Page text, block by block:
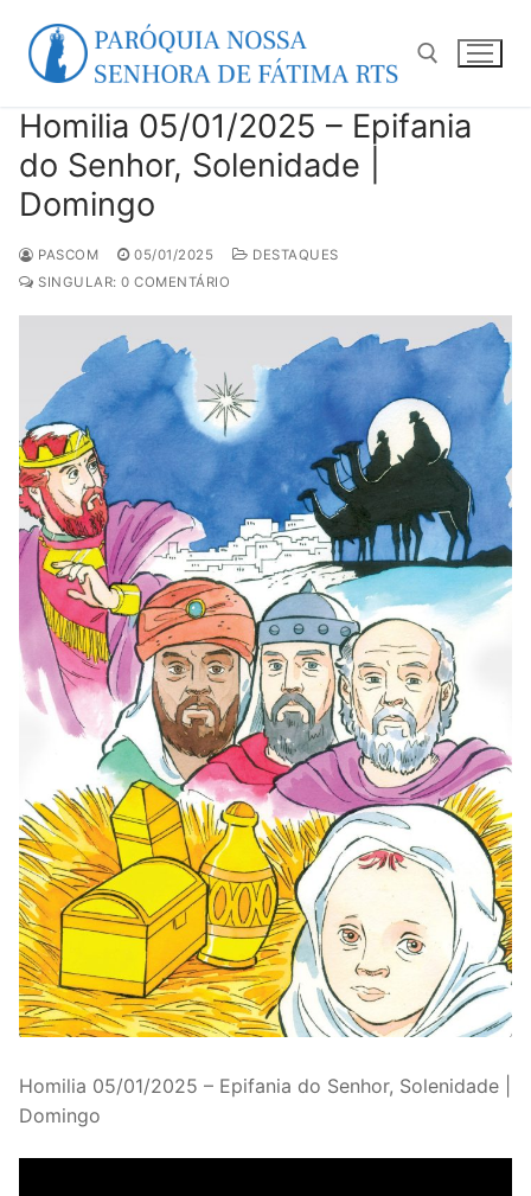
para
Pesquisar por:
Homilia 05/01/2025 – Epifania
do Senhor, Solenidade |
Domingo
PASCOM 05/01/2025
DESTAQUES
SINGULAR: 0 COMENTÁRIO
Homilia 05/01/2025 – Epifania do Senhor, Solenidade |
Domingo